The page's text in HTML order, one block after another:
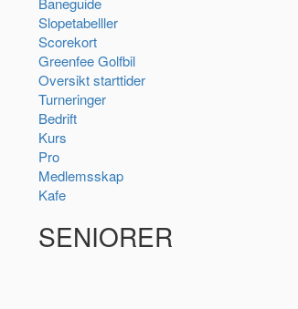
Slopetabelller
Scorekort
Greenfee Golfbil
Oversikt starttider
Turneringer
Bedrift
Kurs
Pro
Medlemsskap
Kafe
SENIORER